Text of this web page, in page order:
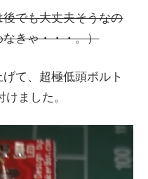
でも大丈夫そうなの
きゃ・・・。）
て、超極低頭ボルト
ました。